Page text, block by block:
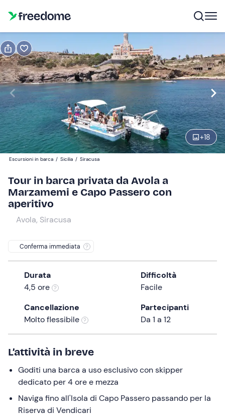
+18
barca max 4 posti
Navigate
forward
to
interact
the
calendar
and
select
date.
question
mark
keyboard
shortcuts
dates.
Modifica
09:00 Modifica
400 €
Escursioni in barca / Sicilia / Siracusa
Tour in barca privata da Avola a
Marzamemi e Capo Passero con
aperitivo
Avola, Siracusa
Conferma immediata
Durata
4,5 ore
Difficoltà
Facile
Cancellazione
Molto flessibile
Partecipanti
Da 1 a 12
L’attività in breve
Goditi una barca a uso esclusivo con skipper
dedicato per 4 ore e mezza
Naviga fino all'Isola di Capo Passero passando per la
Riserva di Vendicari